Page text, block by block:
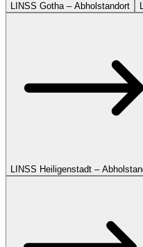
LINSS Gotha – Abholstandort
LINSS Heiligenstadt –